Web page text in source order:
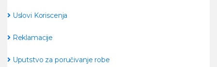
Uslovi Koriscenja
Reklamacije
Uputstvo za poručivanje robe